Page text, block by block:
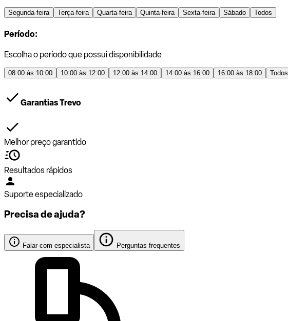
Segunda-feira Terça-feira Quarta-feira Quinta-feira Sexta-feira Sábado Todos
Período:
Escolha o período que possui disponibilidade
08:00 às 10:00 10:00 às 12:00 12:00 às 14:00 14:00 às 16:00 16:00 às 18:00 Todos
Garantias Trevo
Melhor preço garantido
Resultados rápidos
Suporte especializado
Precisa de ajuda?
Falar com especialista Perguntas frequentes